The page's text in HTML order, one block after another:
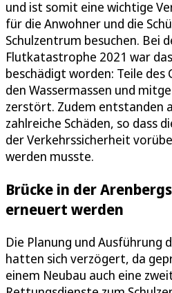
und ist somit eine wichtige
für die Anwohner und die
Schulzentrum besuchen. Bei
Flutkatastrophe 2021 war
beschädigt worden: Teile des
den Wassermassen und
zerstört. Zudem entstanden
zahlreiche Schäden, so dass
der Verkehrssicherheit
werden musste.
Brücke in der
erneuert werden
Die Planung und Ausführung
hatten sich verzögert, da
einem Neubau auch eine